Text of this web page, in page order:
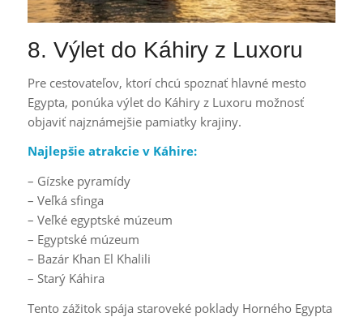
8. Výlet do Káhiry z Luxoru
Pre cestovateľov, ktorí chcú spoznať hlavné mesto
Egypta, ponúka výlet do Káhiry z Luxoru možnosť
objaviť najznámejšie pamiatky krajiny.
Najlepšie atrakcie v Káhire:
– Gízske pyramídy
– Veľká sfinga
– Veľké egyptské múzeum
– Egyptské múzeum
– Bazár Khan El Khalili
– Starý Káhira
Tento zážitok spája staroveké poklady Horného Egypta